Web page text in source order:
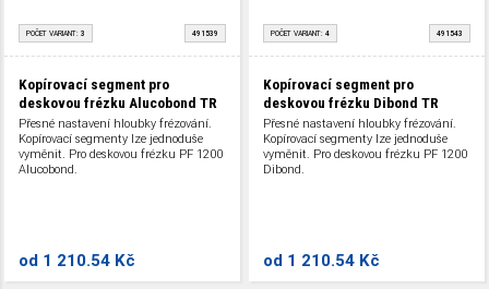
POČET VARIANT: 3 491539
Kopírovací segment pro
deskovou frézku Alucobond TR
Přesné nastavení hloubky frézování.
Kopírovací segmenty lze jednoduše
vyměnit. Pro deskovou frézku PF 1200
Alucobond.
od 1 210.54 Kč
POČET VARIANT: 4 491543
Kopírovací segment pro
deskovou frézku Dibond TR
Přesné nastavení hloubky frézování.
Kopírovací segmenty lze jednoduše
vyměnit. Pro deskovou frézku PF 1200
Dibond.
od 1 210.54 Kč